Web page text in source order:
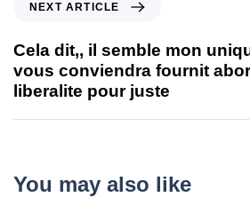
NEXT ARTICLE
Cela dit,, il semble mon
vous conviendra fournit
liberalite pour juste
You may also like